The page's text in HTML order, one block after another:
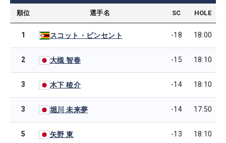
順位 選手名 SC HOLE
1 スコット・ビンセント -18 18:00
2 大槻 智春 -15 18:10
3 木下 稜介 -14 18:10
3 堀川 未来夢 -14 17:50
5 矢野 東 -13 18:10